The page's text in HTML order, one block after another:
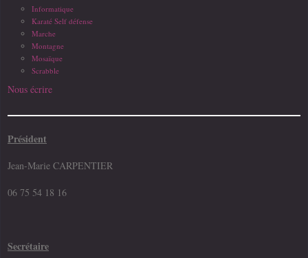
Informatique
Karaté Self défense
Marche
Montagne
Mosaïque
Scrabble
Nous écrire
Président
Jean-Marie CARPENTIER
06 75 54 18 16
Secrétaire